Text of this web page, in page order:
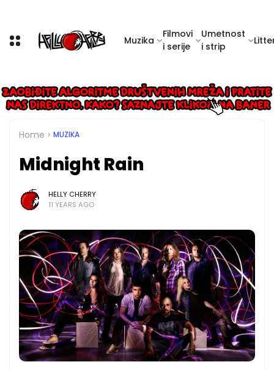
Muzika
Filmovi
i serije
Umetnost
i strip
Home MUZIKA
Midnight Rain
HELLY CHERRY
11 YEARS AGO